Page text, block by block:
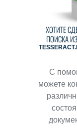
ХОТИТЕ
ПОИСКА
С
можете